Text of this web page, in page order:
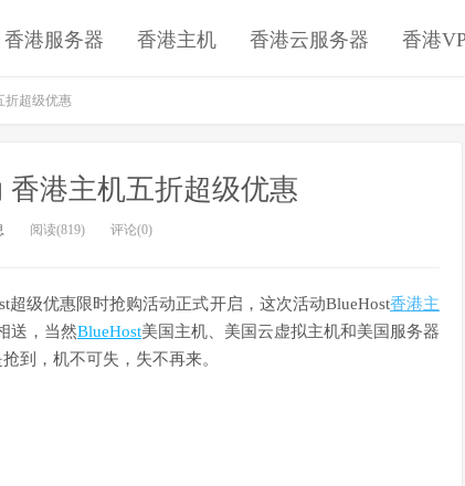
香港服务器 香港主机 香港云服务器 香港
折超级优惠
香港主机五折超级优惠
阅读(819) 评论(0)
超级优惠限时抢购活动正式开启，这次活动BlueHost香港主
送，当然BlueHost美国主机、美国云虚拟主机和美国服务器
到，机不可失，失不再来。